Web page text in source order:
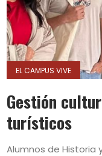
EL CAMPUS VIVE
Gestión
turísticos
Alumnos de Historia